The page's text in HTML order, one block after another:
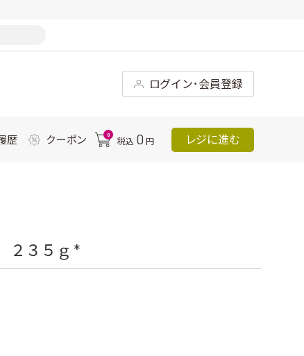
ログイン･会員登録
歴 クーポン 0
税込 0 円 レジに進む
３５ｇ *